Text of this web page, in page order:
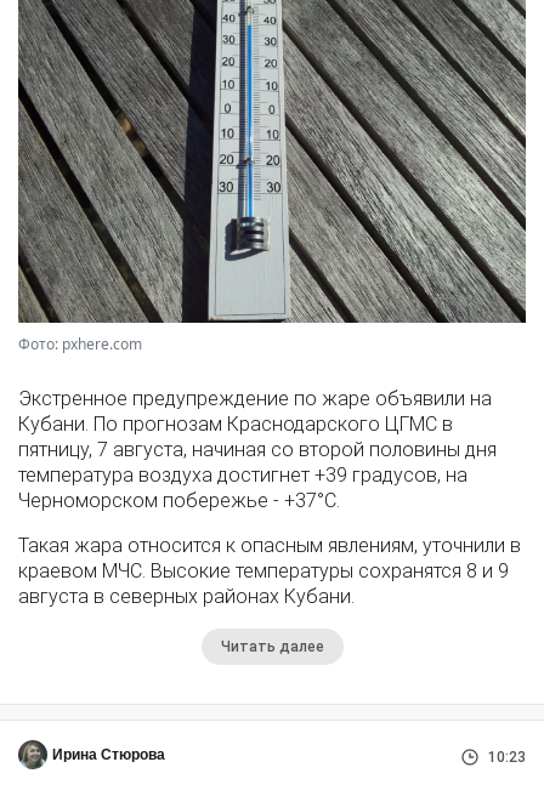
Фото: pxhere.com
Экстренное предупреждение по жаре объявили на
Кубани. По прогнозам Краснодарского ЦГМС в
пятницу, 7 августа, начиная со второй половины дня
температура воздуха достигнет +39 градусов, на
Черноморском побережье - +37°­С.
Такая жара относится к опасным явлениям, уточнили в
краевом МЧС. Высокие температуры сохранятся 8 и 9
августа в северных районах Кубани.
Читать далее
Ирина Стюрова 10:23